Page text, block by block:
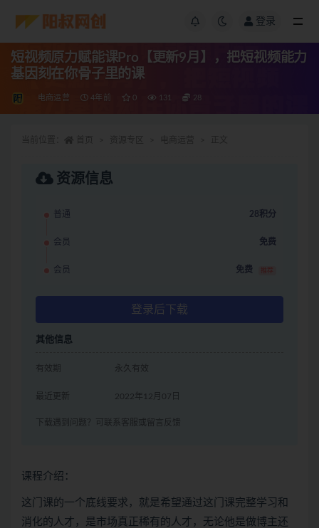
登录
短视频原力赋能课Pro【更新9月】，把短视频能力
基因刻在你骨子里的课
电商运营 4年前 0 131 28
资源信息
普通 28积分
会员 免费
会员 免费 推荐
登录后下载
其他信息
有效期 永久有效
最近更新 2022年12月07日
下载遇到问题？可联系客服或留言反馈
课程介绍：
这门课的一个底线要求，就是希望通过这门课完整学习和
消化的人才，是市场真正稀有的人才，无论他是做博主还